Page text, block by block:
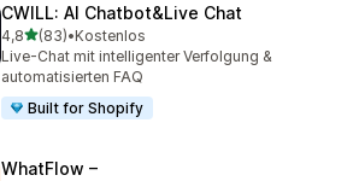
CWILL: AI Chatbot&Live Chat
4,8von 5 Sternen
(83)
83 Rezensionen insgesamt
•Kostenlos
Live-Chat mit intelligenter Verfolgung &
automatisierten FAQ
Built for Shopify
WhatFlow –